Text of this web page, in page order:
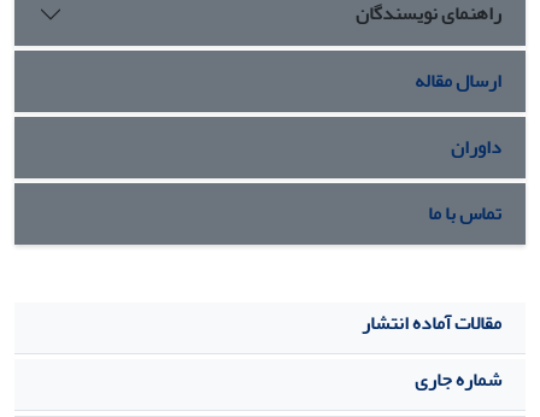
رفتار شهروند سازمانى تبیین نمایند.
راهنمای نویسندگان
ارسال مقاله
داوران
تماس با ما
مقالات آماده انتشار
شماره جاری